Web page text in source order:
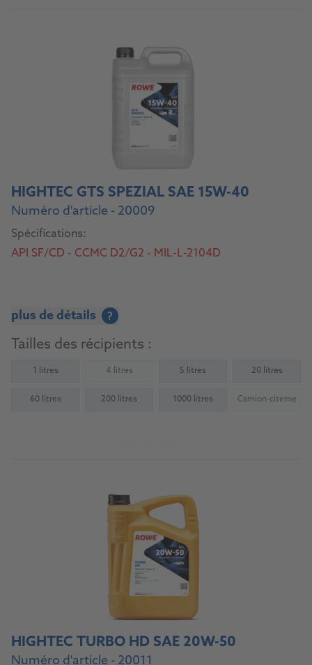
HIGHTEC GTS SPEZIAL SAE 15W-40
Numéro d'article - 20009
Spécifications:
API SF/CD - CCMC D2/G2 - MIL-L-2104D
plus de détails ?
Tailles des récipients :
1 litres 4 litres(Not available) 5 litres 20 litres
60 litres 200 litres 1000 litres Camion-citerne
(Not
HIGHTEC TURBO HD SAE 20W-50
Numéro d'article - 20011